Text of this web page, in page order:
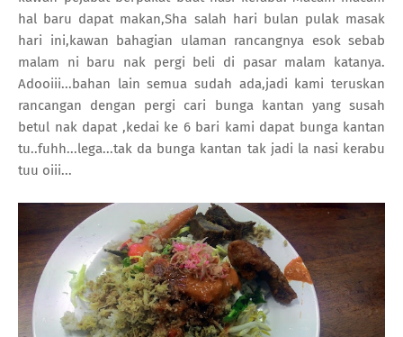
hal baru dapat makan,Sha salah hari bulan pulak masak
hari ini,kawan bahagian ulaman rancangnya esok sebab
malam ni baru nak pergi beli di pasar malam katanya.
Adooiii...bahan lain semua sudah ada,jadi kami teruskan
rancangan dengan pergi cari bunga kantan yang susah
betul nak dapat ,kedai ke 6 bari kami dapat bunga kantan
tu..fuhh...lega...tak da bunga kantan tak jadi la nasi kerabu
tuu oiii...